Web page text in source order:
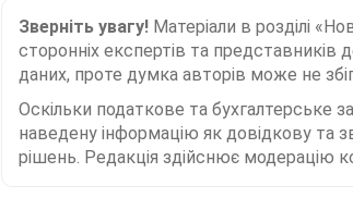
Зверніть увагу! Матеріали в розділі
сторонніх експертів та представників
даних, проте думка авторів може не
Оскільки податкове та бухгалтерське
наведену інформацію як довідкову та
рішень. Редакція здійснює модерацію